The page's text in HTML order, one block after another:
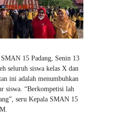
15 Padang, Senin 13
seluruh siswa kelas X dan
ini adalah menumbuhkan
siswa. “Berkompetisi lah
seru Kepala SMAN 15